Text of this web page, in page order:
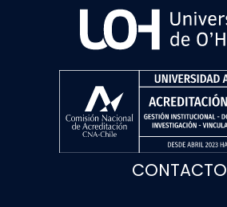
CONTACTO